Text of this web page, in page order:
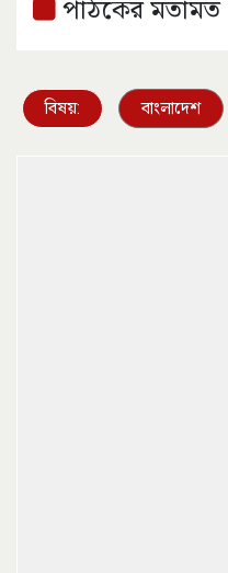
পাঠকের মতামত
বিষয়: বাংলাদেশ